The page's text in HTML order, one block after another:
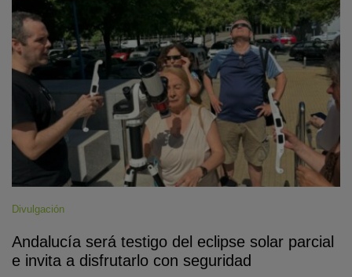
Divulgación
Andalucía será testigo del eclipse solar parcial
e invita a disfrutarlo con seguridad